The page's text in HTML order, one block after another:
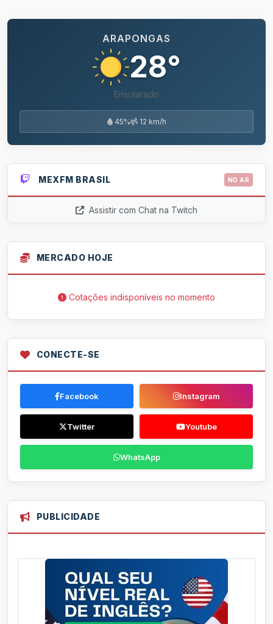
ARAPONGAS
28°
Ensolarado
45% 12 km/h
MEXFM BRASIL NO AR
Assistir com Chat na Twitch
MERCADO HOJE
Cotações indisponíveis no momento
CONECTE-SE
Facebook Instagram
Twitter Youtube
WhatsApp
PUBLICIDADE